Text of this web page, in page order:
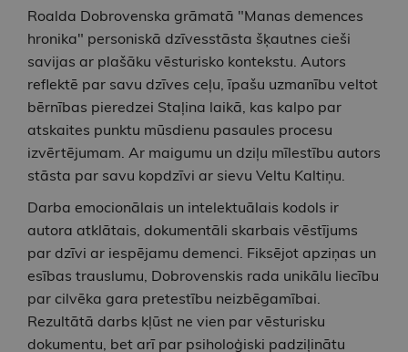
Roalda Dobrovenska grāmatā "Manas demences
hronika" personiskā dzīvesstāsta šķautnes cieši
savijas ar plašāku vēsturisko kontekstu. Autors
reflektē par savu dzīves ceļu, īpašu uzmanību veltot
bērnības pieredzei Staļina laikā, kas kalpo par
atskaites punktu mūsdienu pasaules procesu
izvērtējumam. Ar maigumu un dziļu mīlestību autors
stāsta par savu kopdzīvi ar sievu Veltu Kaltiņu.
Darba emocionālais un intelektuālais kodols ir
autora atklātais, dokumentāli skarbais vēstījums
par dzīvi ar iespējamu demenci. Fiksējot apziņas un
esības trauslumu, Dobrovenskis rada unikālu liecību
par cilvēka gara pretestību neizbēgamībai.
Rezultātā darbs kļūst ne vien par vēsturisku
dokumentu, bet arī par psiholoģiski padziļinātu